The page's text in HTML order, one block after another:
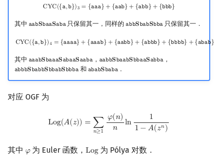
CYC({𝚊,𝚋})3 = {𝚊𝚊𝚊} + {𝚊𝚊𝚋} + {𝚊𝚋𝚋} + {𝚋𝚋𝚋}
CYC({a, })3 ={aaa +{ aab}+{ abb}+{bbb
其中 𝚊𝚊𝚋𝐒𝚋𝚊𝚊𝐒𝚊𝚋𝚊
aabSbaaSaba只保留其一，同样的𝚊𝚋𝚋𝐒𝚋𝚊𝚋𝐒𝚋𝚋𝚊
abbSbabSbba只保留其一．
CYC({𝚊,𝚋})4 = {𝚊𝚊𝚊𝚊} + {𝚊𝚊𝚊𝚋} + {𝚊𝚊𝚋𝚋} + {𝚊𝚋𝚋𝚋} + {𝚋𝚋𝚋𝚋} + {𝚊𝚋𝚊𝚋}
CYC ({a, b )4 ={aaaa} +{ aaab}+{aabb}+{abbb}+{bbbb} +{abab}
其中 𝚊𝚊𝚊𝚋𝐒𝚋𝚊𝚊𝚊𝐒𝚊𝚋𝚊𝚊𝐒𝚊𝚊𝚋𝚊
aaabSbaaaSabaaSaaba， 𝚊𝚊𝚋𝚋𝐒𝚋𝚊𝚊𝚋𝐒𝚋𝚋𝚊𝚊𝐒𝚊𝚋𝚋𝚊
aabbSbaabSbbaaSabba
，
𝚊𝚋𝚋𝚋𝐒𝚋𝚊𝚋𝚋𝐒𝚋𝚋𝚊𝚋𝐒𝚋𝚋𝚋𝚊
abbbSbabbSbbabSbbba
和 𝚊𝚋𝚊𝚋𝐒𝚋𝚊𝚋𝚊
ababSbaba．
对应 OGF 为
Log(𝐴(𝑧)) = ∑
𝑛≥1
𝜑(𝑛)
𝑛
ln
1
1 −𝐴(𝑧𝑛)
Log (A (z ∑n≥1 φ(n)nln (z
其中 𝜑
φ 为 Euler 函数，Log
Log 为 Pólya 对数．